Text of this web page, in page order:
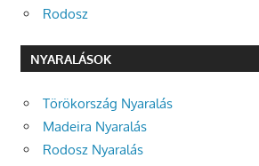
Rodosz
NYARALÁSOK
Törökország Nyaralás
Madeira Nyaralás
Rodosz Nyaralás